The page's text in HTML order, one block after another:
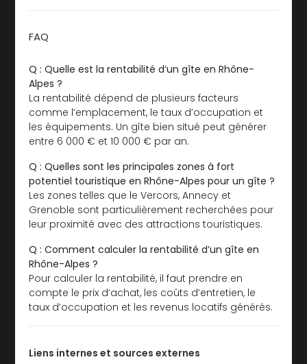
FAQ
Q : Quelle est la rentabilité d’un gîte en Rhône-
Alpes ?
La rentabilité dépend de plusieurs facteurs
comme l’emplacement, le taux d’occupation et
les équipements. Un gîte bien situé peut générer
entre 6 000 € et 10 000 € par an.
Q : Quelles sont les principales zones à fort
potentiel touristique en Rhône-Alpes pour un gîte ?
Les zones telles que le Vercors, Annecy et
Grenoble sont particulièrement recherchées pour
leur proximité avec des attractions touristiques.
Q : Comment calculer la rentabilité d’un gîte en
Rhône-Alpes ?
Pour calculer la rentabilité, il faut prendre en
compte le prix d’achat, les coûts d’entretien, le
taux d’occupation et les revenus locatifs générés.
Liens internes et sources externes